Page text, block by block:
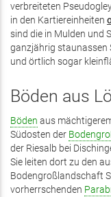
verbreiteten
in den Kartiereinheiten
sind die in Mulden und
ganzjährig staunassen
und örtlich sogar
Böden aus
Böden aus
Südosten der
der Riesalb bei
Sie leiten dort zu den
Bodengroßlandschaft
vorherrschenden